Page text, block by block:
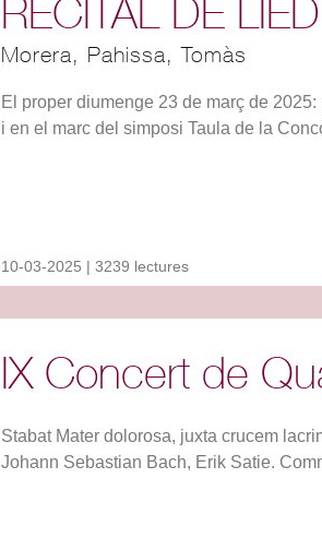
RECITAL DE
Morera, Pahissa, Tomàs
El proper diumenge 23 de març de
i en el marc del simposi Taula de la
10-03-2025 | 3239 lectures
IX Concert de
Stabat Mater dolorosa, juxta crucem
Johann Sebastian Bach, Erik Satie.